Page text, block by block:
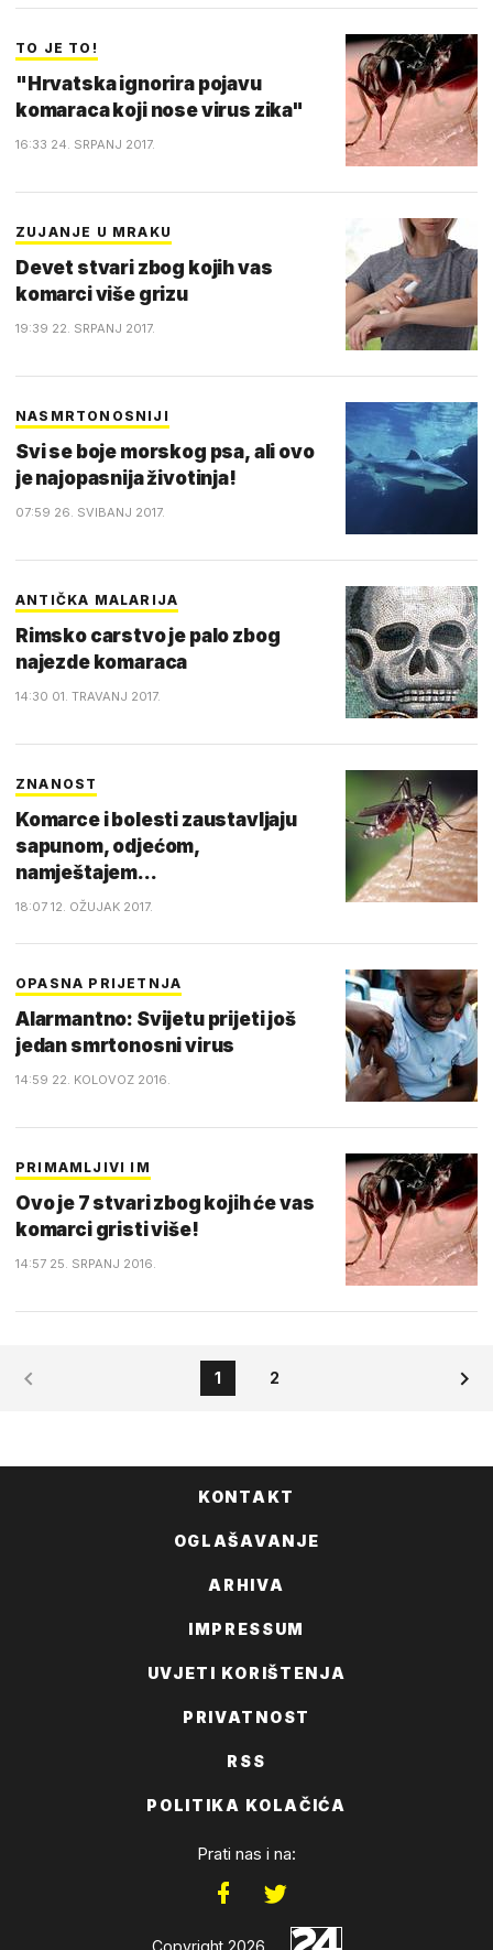
TO JE TO!
"Hrvatska ignorira pojavu
komaraca koji nose virus zika"
16:33 24. SRPANJ 2017.
ZUJANJE U MRAKU
Devet stvari zbog kojih vas
komarci više grizu
19:39 22. SRPANJ 2017.
NASMRTONOSNIJI
Svi se boje morskog psa, ali ovo
je najopasnija životinja!
07:59 26. SVIBANJ 2017.
ANTIČKA MALARIJA
Rimsko carstvo je palo zbog
najezde komaraca
14:30 01. TRAVANJ 2017.
ZNANOST
Komarce i bolesti zaustavljaju
sapunom, odjećom,
namještajem...
18:07 12. OŽUJAK 2017.
OPASNA PRIJETNJA
Alarmantno: Svijetu prijeti još
jedan smrtonosni virus
14:59 22. KOLOVOZ 2016.
PRIMAMLJIVI IM
Ovo je 7 stvari zbog kojih će vas
komarci gristi više!
14:57 25. SRPANJ 2016.
1 2
KONTAKT
OGLAŠAVANJE
ARHIVA
IMPRESSUM
UVJETI KORIŠTENJA
PRIVATNOST
RSS
POLITIKA KOLAČIĆA
Prati nas i na:
Copyright 2026.